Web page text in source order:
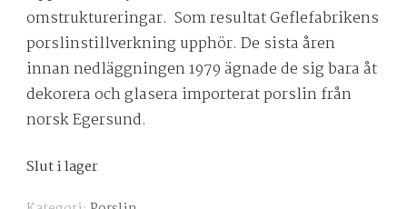
omstruktureringar. Som resultat Geflefabrikens
porslinstillverkning upphör. De sista åren
innan nedläggningen 1979 ägnade de sig bara åt
dekorera och glasera importerat porslin från
norsk Egersund.
Slut i lager